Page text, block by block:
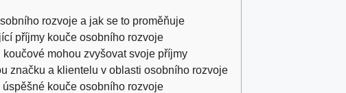
rozvoje a ‍jak se to ‍proměňuje
příjmy kouče osobního rozvoje
mohou zvyšovat ⁤svoje příjmy
značku a klientelu v ⁣oblasti‍ osobního rozvoje
kouče osobního rozvoje